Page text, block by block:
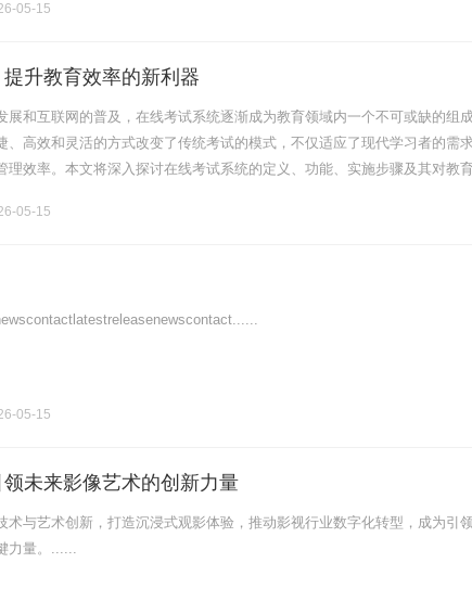
05-15
升教育效率的新利器
展和互联网的普及，在线考试系统逐渐成为教育领域内一个不可或缺的组
、高效和灵活的方式改变了传统考试的模式，不仅适应了现代学习者的需求
理效率。本文将深入探讨在线考试系统的定义、功能、实施步骤及其对教
05-15
05-15
未来影像艺术的创新力量
术与艺术创新，打造沉浸式观影体验，推动影视行业数字化转型，成为引
力量。......